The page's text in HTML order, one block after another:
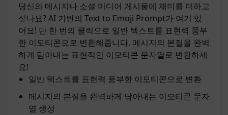
당신의 메시지나 소셜 미디어 게시물에 재미를 더하고
싶나요? AI 기반의 Text to Emoji Prompt가 여기 있
어요! 단 한 번의 클릭으로 일반 텍스트를 표현력 풍부
한 이모티콘으로 변환해줍니다. 메시지의 본질을 완벽
하게 담아내는 표현적인 이모티콘 문자열로 변환하세
요!
일반 텍스트를 표현력 풍부한 이모티콘으로 변환
메시지의 본질을 완벽하게 담아내는 이모티콘 문자
열 생성